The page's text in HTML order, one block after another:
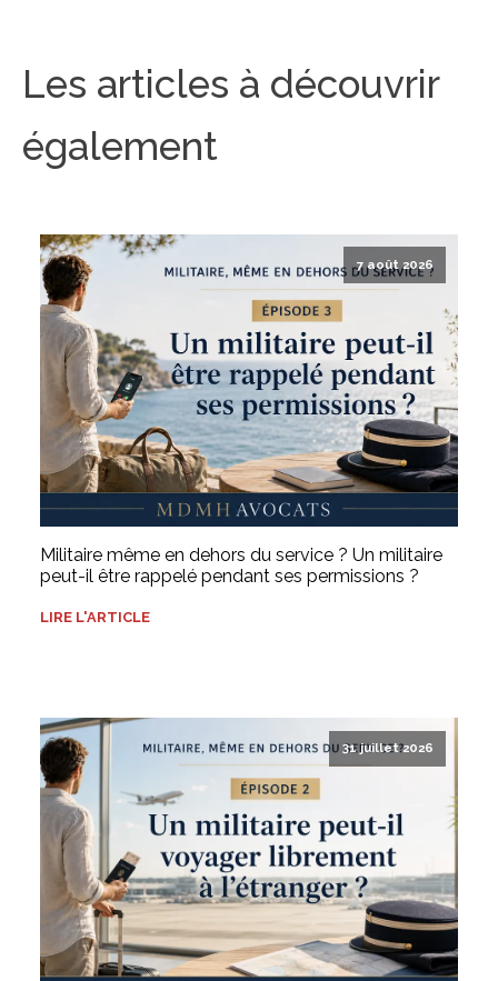
Les articles à découvrir
également
7 août 2026
Militaire même en dehors du service ? Un militaire
peut-il être rappelé pendant ses permissions ?
LIRE L'ARTICLE
31 juillet 2026